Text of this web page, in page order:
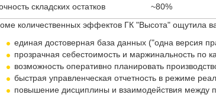
складских остатков
~80%
количественных эффектов ГК "Высота" ощутила
единая достоверная база данных ("одна версия
прозрачная себестоимость и маржинальность по
возможность оперативно планировать
быстрая управленческая отчетность в режиме
повышение дисциплины и взаимодействия между